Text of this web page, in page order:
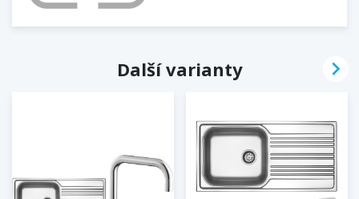
Další varianty 